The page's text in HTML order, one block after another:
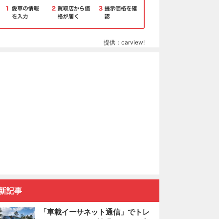
提供：carview!
記事
「車載イーサネット通信」でトレ